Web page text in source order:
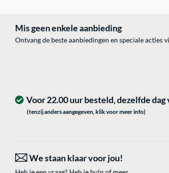
Mis geen enkele aanbieding
Ontvang de beste aanbiedingen en speciale acties
Voor 22.00 uur besteld, dezelfde dag
(tenzij anders aangegeven, klik voor meer info)
We staan klaar voor jou!